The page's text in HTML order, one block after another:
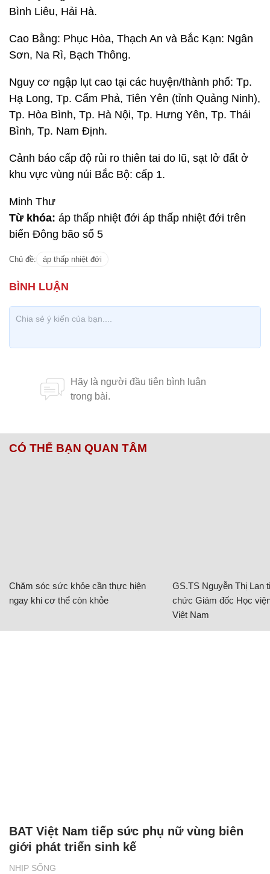
Bình Liêu, Hải Hà.
Cao Bằng: Phục Hòa, Thạch An và Bắc Kạn: Ngân
Sơn, Na Rì, Bạch Thông.
Nguy cơ ngập lụt cao tại các huyện/thành phố: Tp.
Hạ Long, Tp. Cẩm Phả, Tiên Yên (tỉnh Quảng Ninh),
Tp. Hòa Bình, Tp. Hà Nội, Tp. Hưng Yên, Tp. Thái
Bình, Tp. Nam Định.
Cảnh báo cấp độ rủi ro thiên tai do lũ, sạt lở đất ở
khu vực vùng núi Bắc Bộ: cấp 1.
Minh Thư
Từ khóa: áp thấp nhiệt đới áp thấp nhiệt đới trên
biển Đông bão số 5
Chủ đề: áp thấp nhiệt đới
CÓ THỂ BẠN QUAN TÂM
Chăm sóc sức khỏe cần thực hiện
ngay khi cơ thể còn khỏe
GS.TS Nguyễn Thị Lan
chức Giám đốc Học
Việt Nam
NHỊP SỐNG
BAT Việt Nam tiếp sức phụ nữ vùng biên
giới phát triển sinh kế